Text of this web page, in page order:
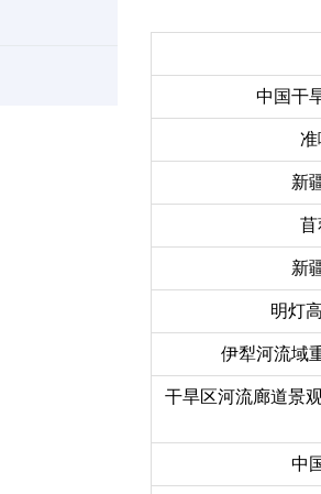
中国干
准
新
苜
新
明灯
伊犁河流域
干旱区河流廊道景
中